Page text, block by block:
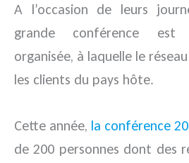
A l’occasion de leurs
grande conférence est
organisée, à laquelle le
les clients du pays hôte.
Cette année, la conférence
de 200 personnes dont des